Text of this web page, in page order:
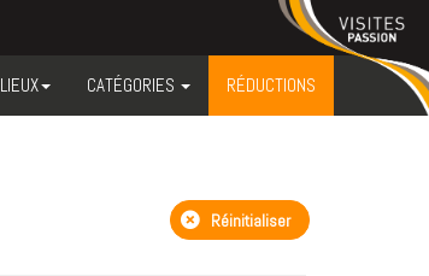
LIEUX CATÉGORIES RÉDUCTIONS
Réinitialiser